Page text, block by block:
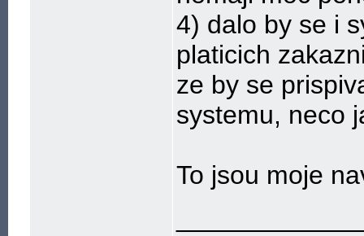
4) dalo by se i
platicich
ze by se
systemu, neco
To jsou moje